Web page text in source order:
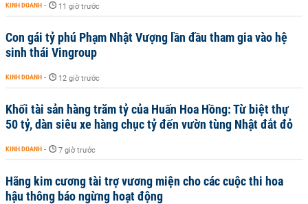
KINH DOANH - 11 giờ trước
Con gái tỷ phú Phạm Nhật Vượng lần đầu tham gia vào hệ
sinh thái Vingroup
KINH DOANH - 12 giờ trước
Khối tài sản hàng trăm tỷ của Huấn Hoa Hồng: Từ biệt thự
50 tỷ, dàn siêu xe hàng chục tỷ đến vườn tùng Nhật đắt đỏ
KINH DOANH - 7 giờ trước
Hãng kim cương tài trợ vương miện cho các cuộc thi hoa
hậu thông báo ngừng hoạt động